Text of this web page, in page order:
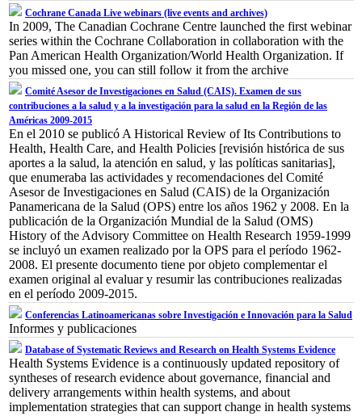
Cochrane Canada Live webinars (live events and archives)
In 2009, The Canadian Cochrane Centre launched the first webinar
series within the Cochrane Collaboration in collaboration with the
Pan American Health Organization/World Health Organization. If
you missed one, you can still follow it from the archive
Comité Asesor de Investigaciones en Salud (CAIS). Examen de sus
contribuciones a la salud y a la investigación para la salud en la Región de las
Américas 2009-2015
En el 2010 se publicó A Historical Review of Its Contributions to
Health, Health Care, and Health Policies [revisión histórica de sus
aportes a la salud, la atención en salud, y las políticas sanitarias],
que enumeraba las actividades y recomendaciones del Comité
Asesor de Investigaciones en Salud (CAIS) de la Organización
Panamericana de la Salud (OPS) entre los años 1962 y 2008. En la
publicación de la Organización Mundial de la Salud (OMS)
History of the Advisory Committee on Health Research 1959-1999
se incluyó un examen realizado por la OPS para el período 1962-
2008. El presente documento tiene por objeto complementar el
examen original al evaluar y resumir las contribuciones realizadas
en el período 2009-2015.
Conferencias Latinoamericanas sobre Investigación e Innovación para la Salud
Informes y publicaciones
Database of Systematic Reviews and Research on Health Systems Evidence
Health Systems Evidence is a continuously updated repository of
syntheses of research evidence about governance, financial and
delivery arrangements within health systems, and about
implementation strategies that can support change in health systems